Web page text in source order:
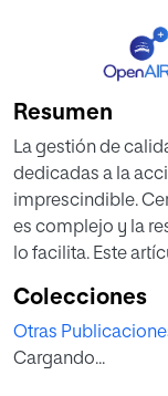
Resumen
La gestión de
dedicadas a la
imprescindible.
es complejo y la
lo facilita. Este
gestión de calidad
Quística de España (FQE). Se ha
metodología de
Colecciones
Otras
Cargando...